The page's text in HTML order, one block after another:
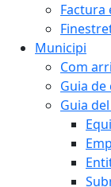
Factura
Municipi
Com
Guia
Guia